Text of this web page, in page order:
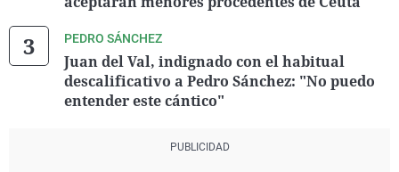
PEDRO SÁNCHEZ
Juan del Val, indignado con el habitual
descalificativo a Pedro Sánchez: "No puedo
entender este cántico"